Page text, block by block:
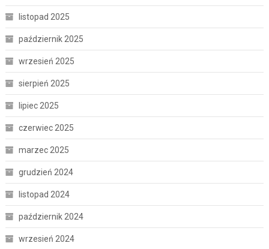
listopad 2025
październik 2025
wrzesień 2025
sierpień 2025
lipiec 2025
czerwiec 2025
marzec 2025
grudzień 2024
listopad 2024
październik 2024
wrzesień 2024